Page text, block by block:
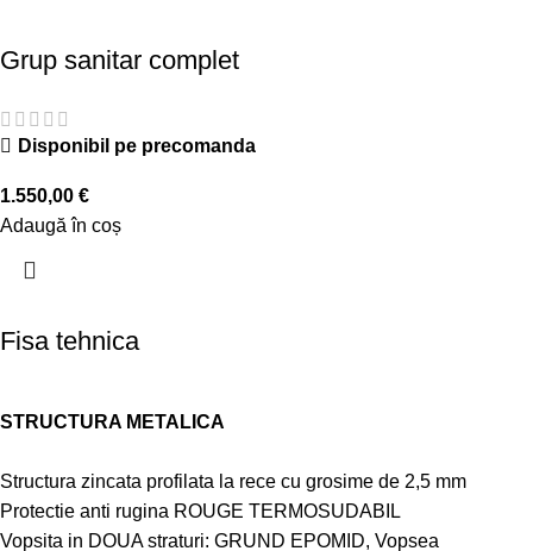
Grup sanitar complet
Disponibil pe precomanda
1.550,00 €
Adaugă în coș
Fisa tehnica
STRUCTURA METALICA
Structura zincata profilata la rece cu grosime de 2,5 mm
Protectie anti rugina ROUGE TERMOSUDABIL
Vopsita in DOUA straturi: GRUND EPOMID, Vopsea